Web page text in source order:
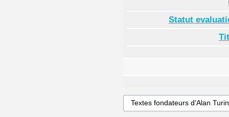
Statut